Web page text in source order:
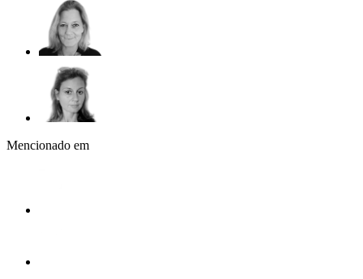
Mencionado em